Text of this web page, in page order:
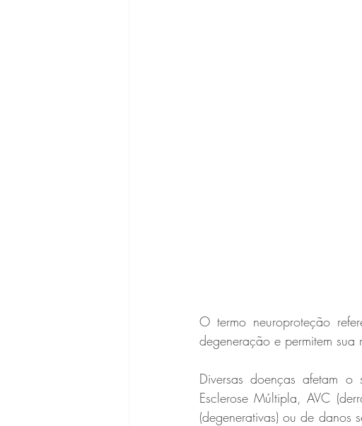
O termo neuroproteção
degeneração e permitem sua
Diversas doenças afetam o
Esclerose Múltipla, AVC
(degenerativas) ou de danos